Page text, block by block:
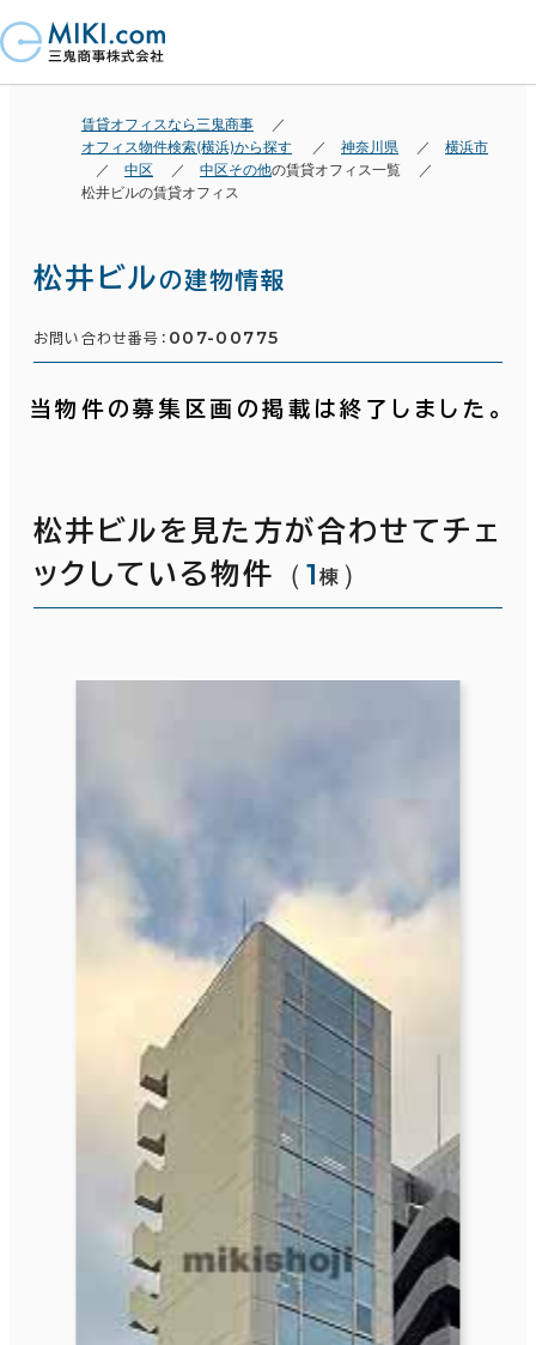
賃貸オフィスなら三鬼商事
オフィス物件検索(横浜)から探す
神奈川県
横浜市
中区
中区その他の賃貸オフィス一覧
松井ビルの賃貸オフィス
松井ビルの建物情報
お問い合わせ番号： 007-00775
当物件の募集区画の掲載は終了しました。
松井ビルを見た方が合わせてチェ
ックしている物件
（ 1棟 ）